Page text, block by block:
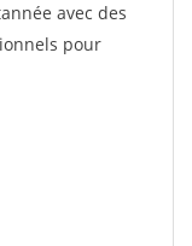
avec des
pour